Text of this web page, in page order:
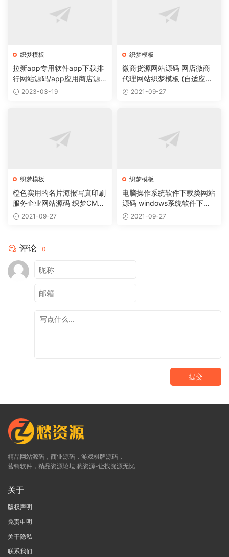
织梦模板
拉新app专用软件app下载排
行网站源码/app应用商店源
码 2023-03-19
织梦模板
微商货源网站源码 网店微商
代理网站织梦模板 (自适应手
机版)2021-09-27
织梦模板
橙色实用的名片海报写真印刷
服务企业网站源码 织梦CMS
模板2021-09-27
织梦模板
电脑操作系统软件下载类网站
源码 windows系统软件下载
网站织梦模板
2021-09-27
评论 0
提交
精品网站源码，商业源码，游戏棋牌源码，
营销软件，精品资源论坛,愁资源-让找资源无忧
关于
版权声明
免责申明
关于隐私
联系我们